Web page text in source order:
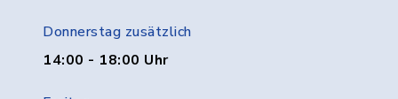
Donnerstag zusätzlich
14:00 - 18:00 Uhr